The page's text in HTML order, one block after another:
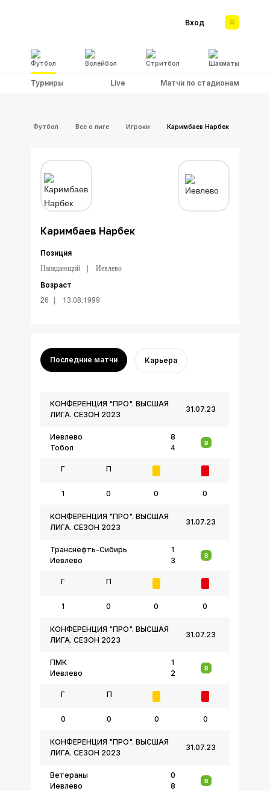
Футбол Волейбол Стритбол Шахматы
Вход
Турниры Live Матчи по стадионам
Футбол Все о лиге Игроки Каримбаев Нарбек
Каримбаев Нарбек
Позиция
Нападающий Иевлево
Возраст
26 13.08.1999
Последние матчи Карьера
31.07.23
КОНФЕРЕНЦИЯ "ПРО". ВЫСШАЯ
ЛИГА. СЕЗОН 2023
Иевлево
Тобол
8
4
В
Г П
1 0 0 0
31.07.23
КОНФЕРЕНЦИЯ "ПРО". ВЫСШАЯ
ЛИГА. СЕЗОН 2023
Транснефть-Сибирь
Иевлево
1
3
В
Г П
1 0 0 0
31.07.23
КОНФЕРЕНЦИЯ "ПРО". ВЫСШАЯ
ЛИГА. СЕЗОН 2023
ПМК
Иевлево
1
2
В
Г П
0 0 0 0
31.07.23
КОНФЕРЕНЦИЯ "ПРО". ВЫСШАЯ
ЛИГА. СЕЗОН 2023
Ветераны
Иевлево
0
8
В